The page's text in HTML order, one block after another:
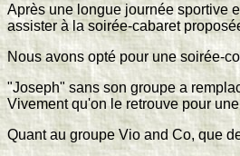
Après une longue journée sportive
assister à la soirée-cabaret
Nous avons opté pour une soirée-
"Joseph" sans son groupe a
Vivement qu'on le retrouve pour
Quant au groupe Vio and Co, que